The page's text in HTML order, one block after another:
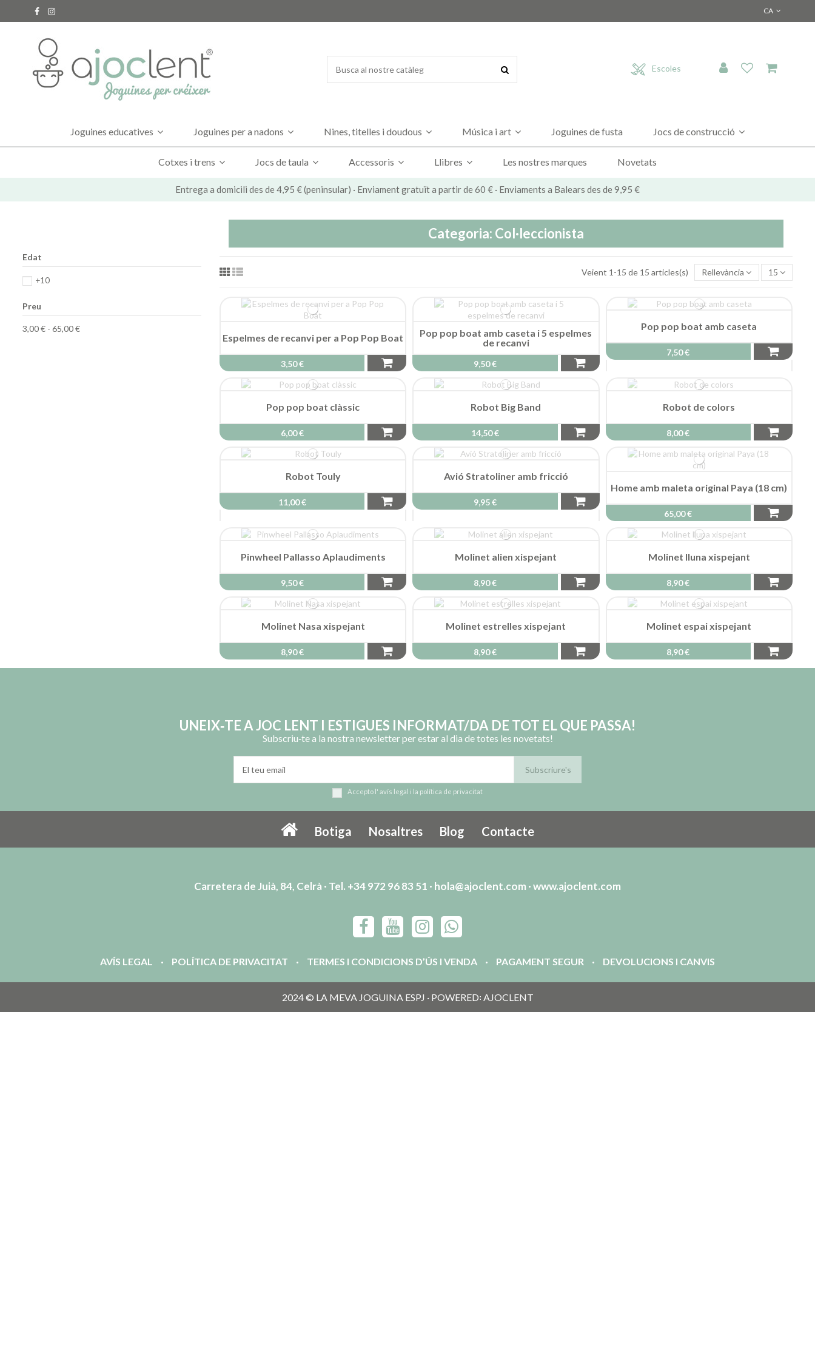
CA
Escoles
Joguines educatives Joguines per a nadons Nines, titelles i doudous Música i art Joguines de fusta Jocs de construcció
Cotxes i trens Jocs de taula Accessoris Llibres Les nostres marques Novetats
Entrega a domicili des de 4,95 € (peninsular) · Enviament gratuït a partir de 60 € · Enviaments a Balears des de 9,95 €
Categoria: Col·leccionista
Veient 1-15 de 15 articles(s) Rellevància 15
Espelmes de recanvi per a Pop Pop Boat
3,50 €
Pop pop boat amb caseta i 5 espelmes
de recanvi
9,50 €
Pop pop boat amb caseta
7,50 €
Pop pop boat clàssic
6,00 €
Robot Big Band
14,50 €
Robot de colors
8,00 €
Robot Touly
11,00 €
Avió Stratoliner amb fricció
9,95 €
Home amb maleta original Paya (18 cm)
65,00 €
Pinwheel Pallasso Aplaudiments
9,50 €
Molinet alien xispejant
8,90 €
Molinet lluna xispejant
8,90 €
Molinet Nasa xispejant
8,90 €
Molinet estrelles xispejant
8,90 €
Molinet espai xispejant
8,90 €
Edat
+10
Preu
3,00 € - 65,00 €
UNEIX‑TE A JOC LENT I ESTIGUES INFORMAT/DA DE TOT EL QUE PASSA!
Subscriu‑te a la nostra newsletter per estar al dia de totes les novetats!
Accepto l' avís legal i la política de privacitat
Botiga Nosaltres Blog Contacte
Carretera de Juià, 84, Celrà · Tel. +34 972 96 83 51 · hola@ajoclent.com ·www.ajoclent.com
AVÍS LEGAL POLÍTICA DE PRIVACITAT TERMES I CONDICIONS D’ÚS I VENDA PAGAMENT SEGUR DEVOLUCIONS I CANVIS
2024 © LA MEVA JOGUINA ESPJ · POWERED꞉ AJOCLENT